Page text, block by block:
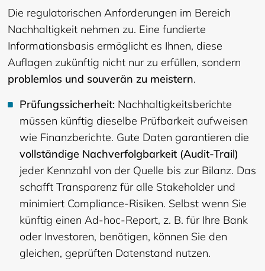
Die regulatorischen Anforderungen im Bereich
Nachhaltigkeit nehmen zu. Eine fundierte
Informationsbasis ermöglicht es Ihnen, diese
Auflagen zukünftig nicht nur zu erfüllen, sondern
problemlos und souverän zu meistern.
Prüfungssicherheit: Nachhaltigkeitsberichte
müssen künftig dieselbe Prüfbarkeit aufweisen
wie Finanzberichte. Gute Daten garantieren die
vollständige Nachverfolgbarkeit (Audit-Trail)
jeder Kennzahl von der Quelle bis zur Bilanz. Das
schafft Transparenz für alle Stakeholder und
minimiert Compliance-Risiken. Selbst wenn Sie
künftig einen Ad-hoc-Report, z. B. für Ihre Bank
oder Investoren, benötigen, können Sie den
gleichen, geprüften Datenstand nutzen.